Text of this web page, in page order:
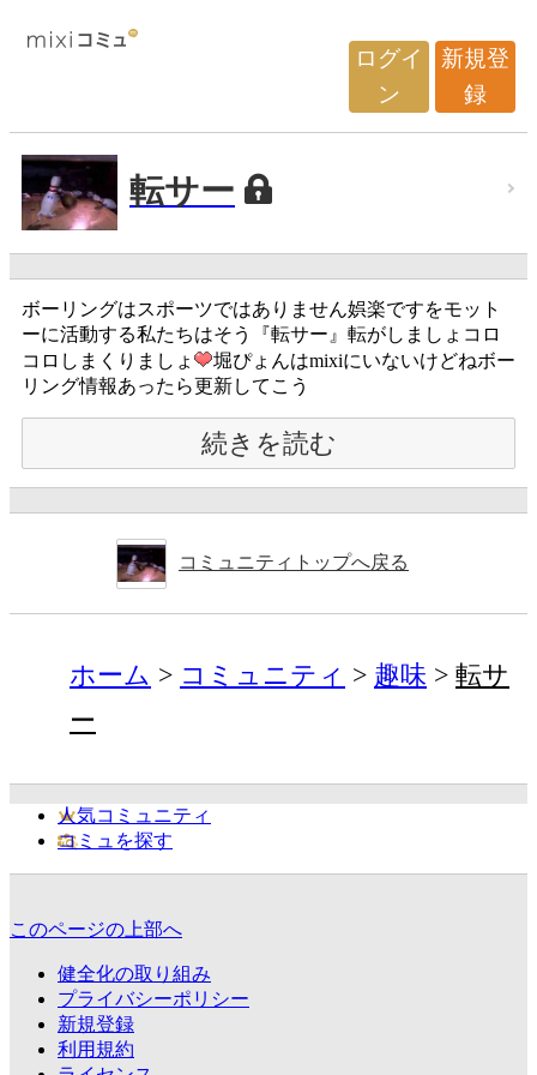
ログイ
ン
新規登
録
転サー
ボーリングはスポーツではありません娯楽ですをモット
ーに活動する私たちはそう『転サー』転がしましょコロ
コロしまくりましょ
堀ぴょんはmixiにいないけどねボー
リング情報あったら更新してこう
続きを読む
コミュニティトップへ戻る
ホーム コミュニティ 趣味
転サ
ー
人気コミュニティ
コミュを探す
このページの上部へ
健全化の取り組み
プライバシーポリシー
新規登録
利用規約